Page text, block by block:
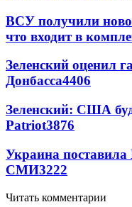
ВСУ получили
что входит в
Зеленский оценил
Донбасса4406
Зеленский: США
Patriot3876
Украина
СМИ3222
Читать комментарии